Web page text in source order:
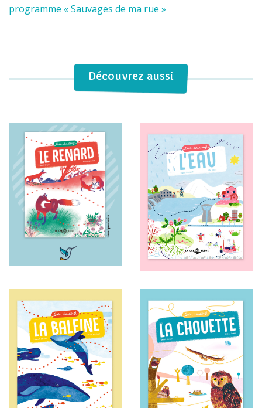
programme « Sauvages de ma rue »
Découvrez aussi